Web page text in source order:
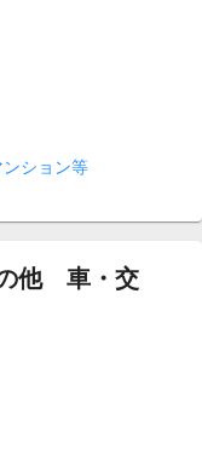
ション等
他 車・交